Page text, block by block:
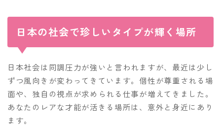
日本の社会で珍しいタイプが輝く場所
日本社会は同調圧力が強いと言われますが、最近は少し
ずつ風向きが変わってきています。個性が尊重される場
面や、独自の視点が求められる仕事が増えてきました。
あなたのレアな才能が活きる場所は、意外と身近にあり
ます。